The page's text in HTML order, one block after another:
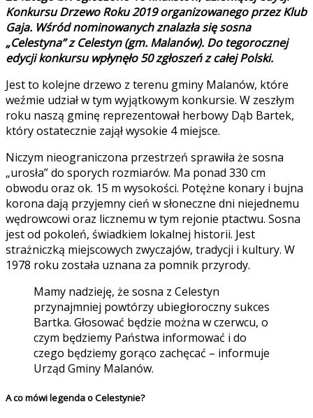
Konkursu Drzewo Roku 2019 organizowanego przez Klub
Gaja. Wśród nominowanych znalazła się sosna
„Celestyna” z Celestyn (gm. Malanów). Do tegorocznej
edycji konkursu wpłynęło 50 zgłoszeń z całej Polski.
Jest to kolejne drzewo z terenu gminy Malanów, które
weźmie udział w tym wyjątkowym konkursie. W zeszłym
roku naszą gminę reprezentował herbowy Dąb Bartek,
który ostatecznie zajął wysokie 4 miejsce.
Niczym nieograniczona przestrzeń sprawiła że sosna
„urosła” do sporych rozmiarów. Ma ponad 330 cm
obwodu oraz ok. 15 m wysokości. Potężne konary i bujna
korona dają przyjemny cień w słoneczne dni niejednemu
wędrowcowi oraz licznemu w tym rejonie ptactwu. Sosna
jest od pokoleń, świadkiem lokalnej historii. Jest
strażniczką miejscowych zwyczajów, tradycji i kultury. W
1978 roku została uznana za pomnik przyrody.
Mamy nadzieję, że sosna z Celestyn
przynajmniej powtórzy ubiegłoroczny sukces
Bartka. Głosować będzie można w czerwcu, o
czym będziemy Państwa informować i do
czego będziemy gorąco zachęcać – informuje
Urząd Gminy Malanów.
A co mówi legenda o Celestynie?